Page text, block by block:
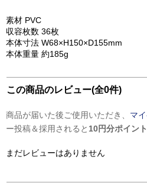
素材 PVC
収容枚数 36枚
本体寸法 W68×H150×D155mm
本体重量 約185g
この商品のレビュー(全0件)
商品が届いた後ご使用いただき、 マ
ー投稿＆採用されると 10円分ポイント
まだレビューはありません